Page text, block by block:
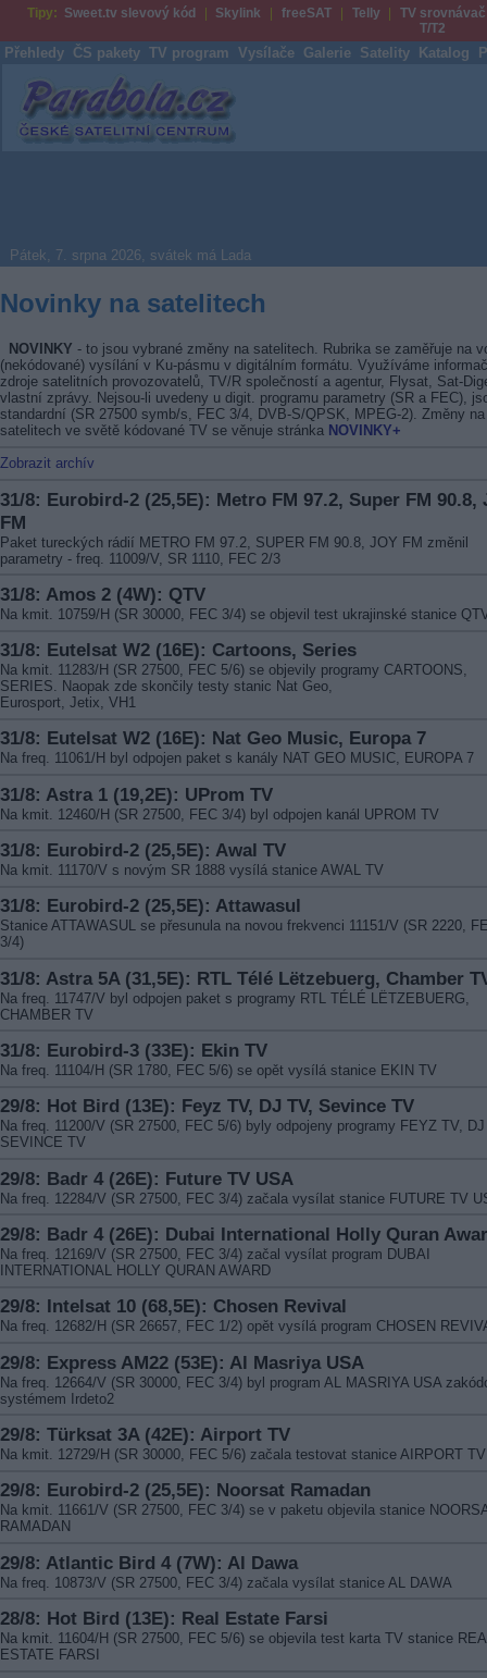
Tipy: Sweet.tv slevový kód Skylink freeSAT Telly
TV srovnávač
T/T2
Přehledy ČS pakety TV program Vysílače Galerie Satelity Katalog
Parabola.cz
Pátek, 7. srpna 2026, svátek má Lada
Novinky na satelitech
NOVINKY - to jsou vybrané změny na satelitech. Rubrika se zaměřuje na
(nekódované) vysílání v Ku-pásmu v digitálním formátu. Využíváme
zdroje satelitních provozovatelů, TV/R společností a agentur, Flysat, Sat-
vlastní zprávy. Nejsou-li uvedeny u digit. programu parametry (SR a FEC),
standardní (SR 27500 symb/s, FEC 3/4, DVB-S/QPSK, MPEG-2). Změny na
satelitech ve světě kódované TV se věnuje stránka NOVINKY+
Zobrazit archív
31/8: Eurobird-2 (25,5E): Metro FM 97.2, Super FM 90.8,
FM
Paket tureckých rádií METRO FM 97.2, SUPER FM 90.8, JOY FM změnil
parametry - freq. 11009/V, SR 1110, FEC 2/3
31/8: Amos 2 (4W): QTV
Na kmit. 10759/H (SR 30000, FEC 3/4) se objevil test ukrajinské stanice
31/8: Eutelsat W2 (16E): Cartoons, Series
Na kmit. 11283/H (SR 27500, FEC 5/6) se objevily programy CARTOONS,
SERIES. Naopak zde skončily testy stanic Nat Geo,
Eurosport, Jetix, VH1
31/8: Eutelsat W2 (16E): Nat Geo Music, Europa 7
Na freq. 11061/H byl odpojen paket s kanály NAT GEO MUSIC, EUROPA 7
31/8: Astra 1 (19,2E): UProm TV
Na kmit. 12460/H (SR 27500, FEC 3/4) byl odpojen kanál UPROM TV
31/8: Eurobird-2 (25,5E): Awal TV
Na kmit. 11170/V s novým SR 1888 vysílá stanice AWAL TV
31/8: Eurobird-2 (25,5E): Attawasul
Stanice ATTAWASUL se přesunula na novou frekvenci 11151/V (SR 2220,
3/4)
31/8: Astra 5A (31,5E): RTL Télé Lëtzebuerg, Chamber
Na freq. 11747/V byl odpojen paket s programy RTL TÉLÉ LËTZEBUERG,
CHAMBER TV
31/8: Eurobird-3 (33E): Ekin TV
Na freq. 11104/H (SR 1780, FEC 5/6) se opět vysílá stanice EKIN TV
29/8: Hot Bird (13E): Feyz TV, DJ TV, Sevince TV
Na freq. 11200/V (SR 27500, FEC 5/6) byly odpojeny programy FEYZ TV,
SEVINCE TV
29/8: Badr 4 (26E): Future TV USA
Na freq. 12284/V (SR 27500, FEC 3/4) začala vysílat stanice FUTURE TV
29/8: Badr 4 (26E): Dubai International Holly Quran
Na freq. 12169/V (SR 27500, FEC 3/4) začal vysílat program DUBAI
INTERNATIONAL HOLLY QURAN AWARD
29/8: Intelsat 10 (68,5E): Chosen Revival
Na freq. 12682/H (SR 26657, FEC 1/2) opět vysílá program CHOSEN
29/8: Express AM22 (53E): Al Masriya USA
Na freq. 12664/V (SR 30000, FEC 3/4) byl program AL MASRIYA USA
systémem Irdeto2
29/8: Türksat 3A (42E): Airport TV
Na kmit. 12729/H (SR 30000, FEC 5/6) začala testovat stanice AIRPORT TV
29/8: Eurobird-2 (25,5E): Noorsat Ramadan
Na kmit. 11661/V (SR 27500, FEC 3/4) se v paketu objevila stanice
RAMADAN
29/8: Atlantic Bird 4 (7W): Al Dawa
Na freq. 10873/V (SR 27500, FEC 3/4) začala vysílat stanice AL DAWA
28/8: Hot Bird (13E): Real Estate Farsi
Na kmit. 11604/H (SR 27500, FEC 5/6) se objevila test karta TV stanice
ESTATE FARSI